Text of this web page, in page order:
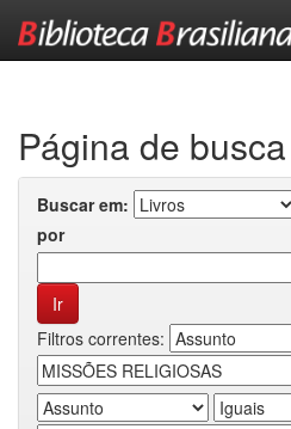
Página de busca
Buscar em:
por
Filtros correntes: